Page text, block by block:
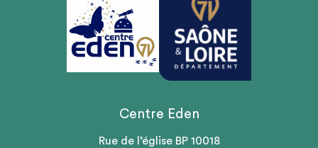
Centre Eden
Rue de l’église BP 10018